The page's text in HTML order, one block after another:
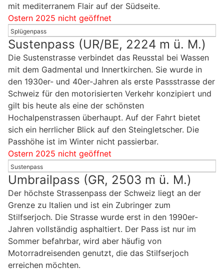
mit mediterranem Flair auf der Südseite.
Ostern 2025 nicht geöffnet
Splügenpass
Sustenpass (UR/BE, 2224 m ü. M.)
Die Sustenstrasse verbindet das Reusstal bei Wassen
mit dem Gadmental und Innertkirchen. Sie wurde in
den 1930er- und 40er-Jahren als erste Passstrasse der
Schweiz für den motorisierten Verkehr konzipiert und
gilt bis heute als eine der schönsten
Hochalpenstrassen überhaupt. Auf der Fahrt bietet
sich ein herrlicher Blick auf den Steingletscher. Die
Passhöhe ist im Winter nicht passierbar.
Ostern 2025 nicht geöffnet
Sustenpass
Umbrailpass (GR, 2503 m ü. M.)
Der höchste Strassenpass der Schweiz liegt an der
Grenze zu Italien und ist ein Zubringer zum
Stilfserjoch. Die Strasse wurde erst in den 1990er-
Jahren vollständig asphaltiert. Der Pass ist nur im
Sommer befahrbar, wird aber häufig von
Motorradreisenden genutzt, die das Stilfserjoch
erreichen möchten.